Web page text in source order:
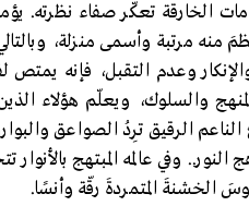
الخارقة تعكّر صفاء نظرته.
منه مرتبة وأسمى منزلة،
وعدم التقبل، فإنه يمتص
والسلوك، ويعلّم هؤلاء
الناعم الرقيق ترِدُ الصواعق
وفي عالمه المبتهج
الخشنةَ المتمردةَ رقّة وأنسًا.